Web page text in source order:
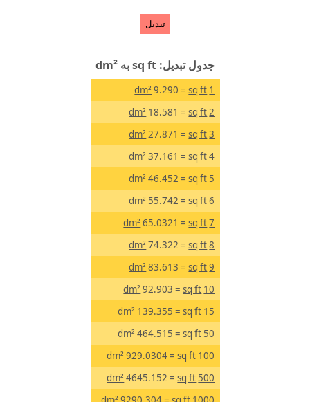
تبدیل
جدول تبدیل: sq ft به dm²
sq ft
= 9.290
dm²
sq ft
= 18.581
dm²
sq ft
= 27.871
dm²
sq ft
= 37.161
dm²
sq ft
= 46.452
dm²
sq ft
= 55.742
dm²
sq ft
= 65.0321
dm²
sq ft
= 74.322
dm²
sq ft
= 83.613
dm²
10
sq ft
= 92.903
dm²
15
sq ft
= 139.355
dm²
50
sq ft
= 464.515
dm²
100
sq ft
= 929.0304
dm²
500
sq ft
= 4645.152
dm²